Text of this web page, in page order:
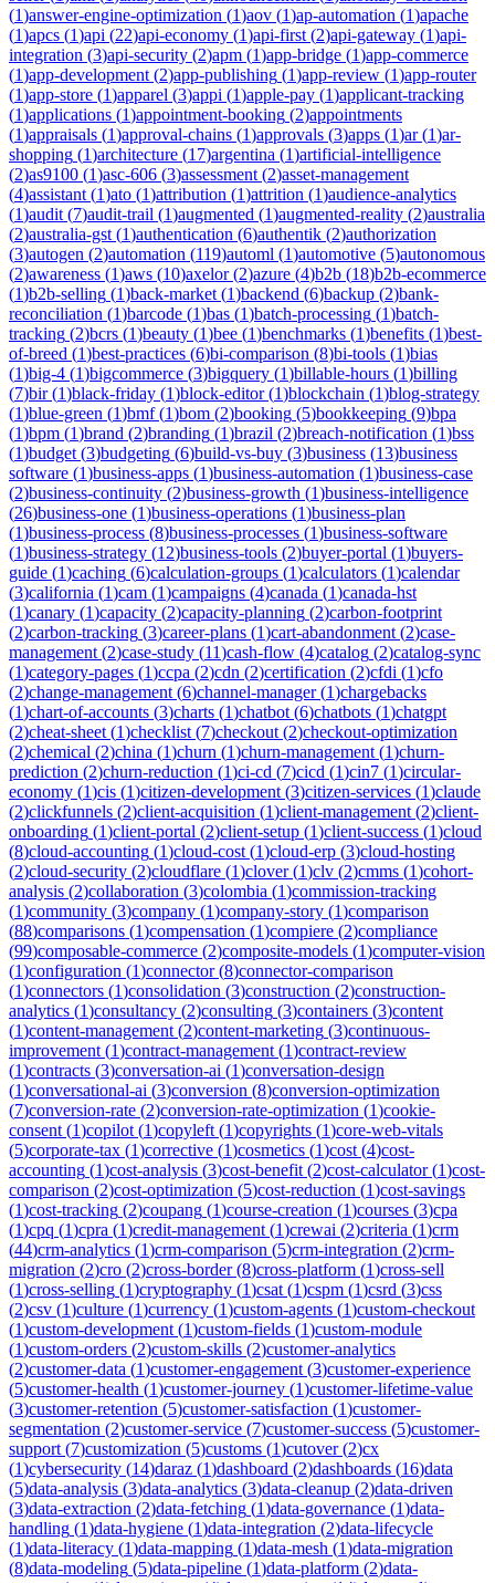
(1)answer-engine-optimization (1)aov (1)ap-automation (1)apache
(1)apcs (1)api (22)api-economy (1)api-first (2)api-gateway (1)api-
integration (3)api-security (2)apm (1)app-bridge (1)app-commerce
(1)app-development (2)app-publishing (1)app-review (1)app-router
(1)app-store (1)apparel (3)appi (1)apple-pay (1)applicant-tracking
(1)applications (1)appointment-booking (2)appointments
(1)appraisals (1)approval-chains (1)approvals (3)apps (1)ar(1)ar-
shopping (1)architecture (17)argentina (1)artificial-intelligence
(2)as9100 (1)asc-606 (3)assessment (2)asset-management
(4)assistant (1)ato (1)attribution (1)attrition (1)audience-analytics
(1)audit (7)audit-trail (1)augmented (1)augmented-reality (2)australia
(2)australia-gst (1)authentication (6)authentik (2)authorization
(3)autogen (2)automation (119)automl (1)automotive (5)autonomous
(2)awareness (1)aws (10)axelor(2)azure (4)b2b (18)b2b-ecommerce
(1)b2b-selling (1)back-market (1)backend (6)backup (2)bank-
reconciliation (1)barcode (1)bas (1)batch-processing (1)batch-
tracking (2)bcrs (1)beauty (1)bee (1)benchmarks (1)benefits (1)best-
of-breed (1)best-practices (6)bi-comparison (8)bi-tools (1)bias
(1)big-4 (1)bigcommerce (3)bigquery (1)billable-hours (1)billing
(7)bir(1)black-friday (1)block-editor(1)blockchain (1)blog-strategy
(1)blue-green (1)bmf(1)bom (2)booking (5)bookkeeping (9)bpa
(1)bpm (1)brand (2)branding (1)brazil (2)breach-notification (1)bss
(1)budget (3)budgeting (6)build-vs-buy (3)business (13)business
software (1)business-apps (1)business-automation (1)business-case
(2)business-continuity (2)business-growth (1)business-intelligence
(26)business-one (1)business-operations (1)business-plan
(1)business-process (8)business-processes (1)business-software
(1)business-strategy (12)business-tools (2)buyer-portal (1)buyers-
guide (1)caching (6)calculation-groups (1)calculators (1)calendar
(3)california (1)cam (1)campaigns (4)canada (1)canada-hst
(1)canary (1)capacity (2)capacity-planning (2)carbon-footprint
(2)carbon-tracking (3)career-plans (1)cart-abandonment (2)case-
management (2)case-study (11)cash-flow (4)catalog (2)catalog-sync
(1)category-pages (1)ccpa (2)cdn (2)certification (2)cfdi (1)cfo
(2)change-management (6)channel-manager(1)chargebacks
(1)chart-of-accounts (3)charts (1)chatbot (6)chatbots (1)chatgpt
(2)cheat-sheet (1)checklist (7)checkout (2)checkout-optimization
(2)chemical (2)china (1)churn (1)churn-management (1)churn-
prediction (2)churn-reduction (1)ci-cd (7)cicd (1)cin7 (1)circular-
economy (1)cis (1)citizen-development (3)citizen-services (1)claude
(2)clickfunnels (2)client-acquisition (1)client-management (2)client-
onboarding (1)client-portal (2)client-setup (1)client-success (1)cloud
(8)cloud-accounting (1)cloud-cost (1)cloud-erp (3)cloud-hosting
(2)cloud-security (2)cloudflare (1)clover(1)clv (2)cmms (1)cohort-
analysis (2)collaboration (3)colombia (1)commission-tracking
(1)community (3)company (1)company-story (1)comparison
(88)comparisons (1)compensation (1)compiere (2)compliance
(99)composable-commerce (2)composite-models (1)computer-vision
(1)configuration (1)connector(8)connector-comparison
(1)connectors (1)consolidation (3)construction (2)construction-
analytics (1)consultancy (2)consulting (3)containers (3)content
(1)content-management (2)content-marketing (3)continuous-
improvement (1)contract-management (1)contract-review
(1)contracts (3)conversation-ai (1)conversation-design
(1)conversational-ai (3)conversion (8)conversion-optimization
(7)conversion-rate (2)conversion-rate-optimization (1)cookie-
consent (1)copilot (1)copyleft (1)copyrights (1)core-web-vitals
(5)corporate-tax (1)corrective (1)cosmetics (1)cost (4)cost-
accounting (1)cost-analysis (3)cost-benefit (2)cost-calculator(1)cost-
comparison (2)cost-optimization (5)cost-reduction (1)cost-savings
(1)cost-tracking (2)coupang (1)course-creation (1)courses (3)cpa
(1)cpq (1)cpra (1)credit-management (1)crewai (2)criteria (1)crm
(44)crm-analytics (1)crm-comparison (5)crm-integration (2)crm-
migration (2)cro (2)cross-border(8)cross-platform (1)cross-sell
(1)cross-selling (1)cryptography (1)csat (1)cspm (1)csrd (3)css
(2)csv (1)culture (1)currency (1)custom-agents (1)custom-checkout
(1)custom-development (1)custom-fields (1)custom-module
(1)custom-orders (2)custom-skills (2)customer-analytics
(2)customer-data (1)customer-engagement (3)customer-experience
(5)customer-health (1)customer-journey (1)customer-lifetime-value
(3)customer-retention (5)customer-satisfaction (1)customer-
segmentation (2)customer-service (7)customer-success (5)customer-
support (7)customization (5)customs (1)cutover(2)cx
(1)cybersecurity (14)daraz (1)dashboard (2)dashboards (16)data
(5)data-analysis (3)data-analytics (3)data-cleanup (2)data-driven
(3)data-extraction (2)data-fetching (1)data-governance (1)data-
handling (1)data-hygiene (1)data-integration (2)data-lifecycle
(1)data-literacy (1)data-mapping (1)data-mesh (1)data-migration
(8)data-modeling (5)data-pipeline (1)data-platform (2)data-